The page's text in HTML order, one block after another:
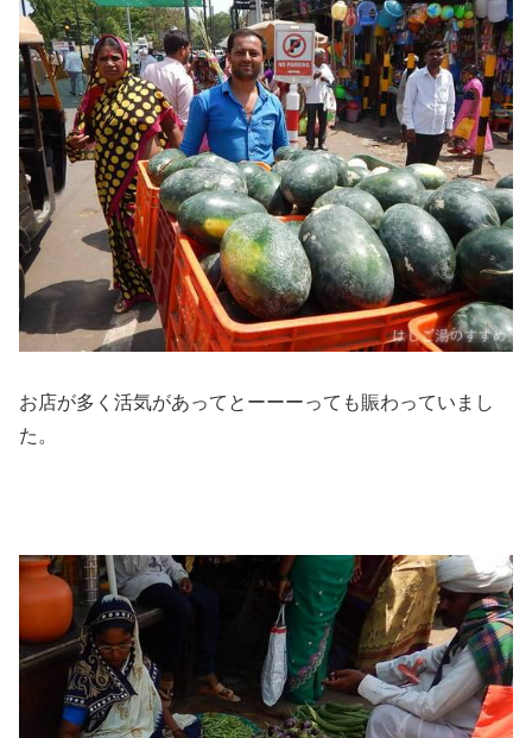
お店が多く活気があってとーーーっても賑わっていまし
た。